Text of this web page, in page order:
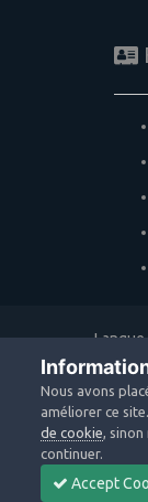
Langue
Nous avons
améliorer ce
de cookie, sinon
continuer.
Accept